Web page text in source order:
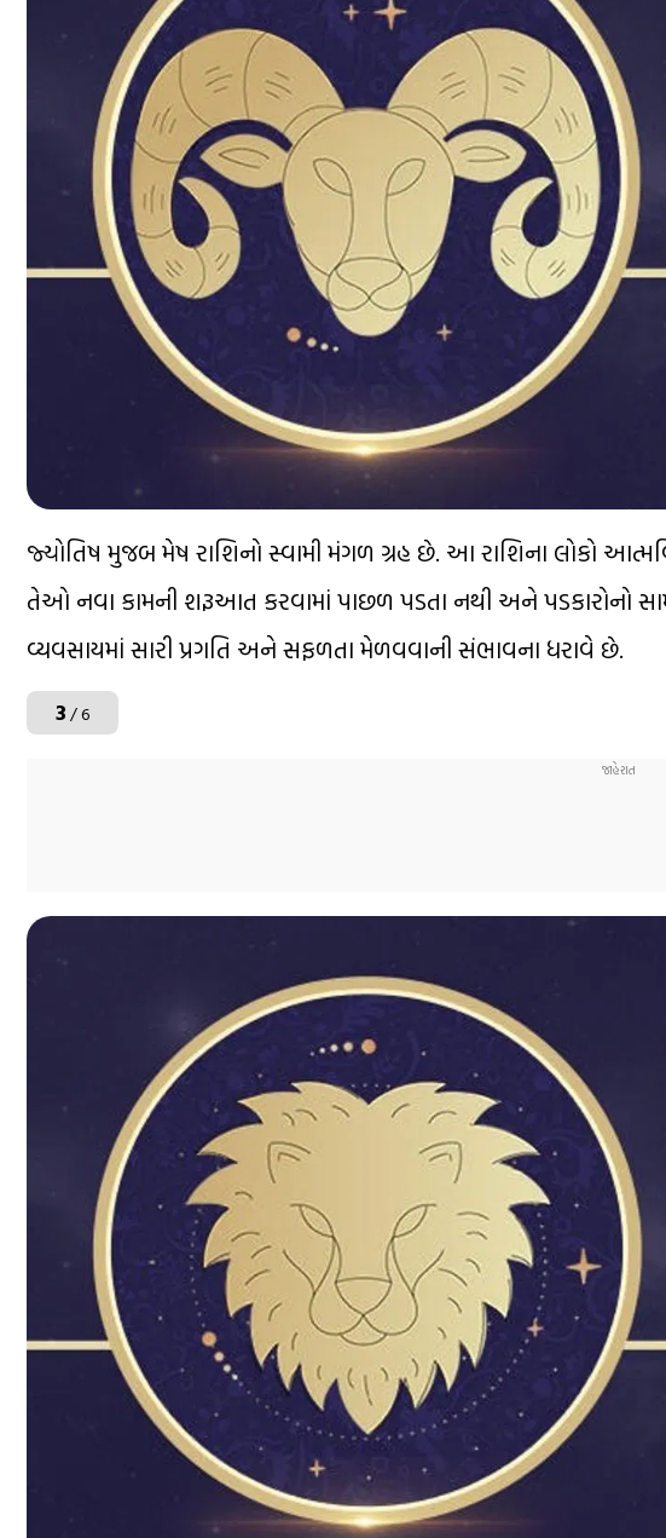
જ્યોતિષ મુજબ મેષ રાશિનો સ્વામી મંગળ ગ્રહ છે. આ રાશિના લોકો
તેઓ નવા કામની શરૂઆત કરવામાં પાછળ પડતા નથી અને પડકારોનો
વ્યવસાયમાં સારી પ્રગતિ અને સફળતા મેળવવાની સંભાવના ધરાવે છે.
3/ 6